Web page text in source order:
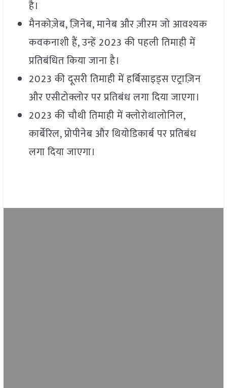
है।
मैनकोज़ेब, ज़िनेब, मानेब और ज़ीरम जो आवश्यक
कवकनाशी हैं, उन्हें 2023 की पहली तिमाही में
प्रतिबंधित किया जाना है।
2023 की दूसरी तिमाही में हर्बिसाइड्स एट्राज़िन
और एसीटोक्लोर पर प्रतिबंध लगा दिया जाएगा।
2023 की चौथी तिमाही में क्लोरोथालोनिल,
कार्बेरिल, प्रोपीनेब और थियोडिकार्ब पर प्रतिबंध
लगा दिया जाएगा।